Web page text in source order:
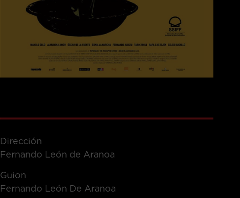
Dirección
Fernando León de Aranoa
Guion
Fernando León De Aranoa